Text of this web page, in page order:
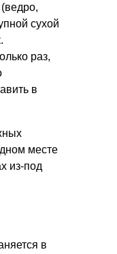
сухой
раз,
в
месте
из-под
в